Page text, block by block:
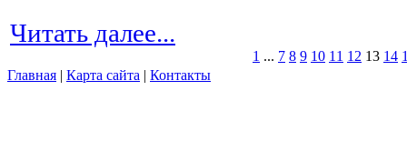
Читать далее...
1 ... 7 8 9 10 11 12 13 14
Главная | Карта сайта | Контакты